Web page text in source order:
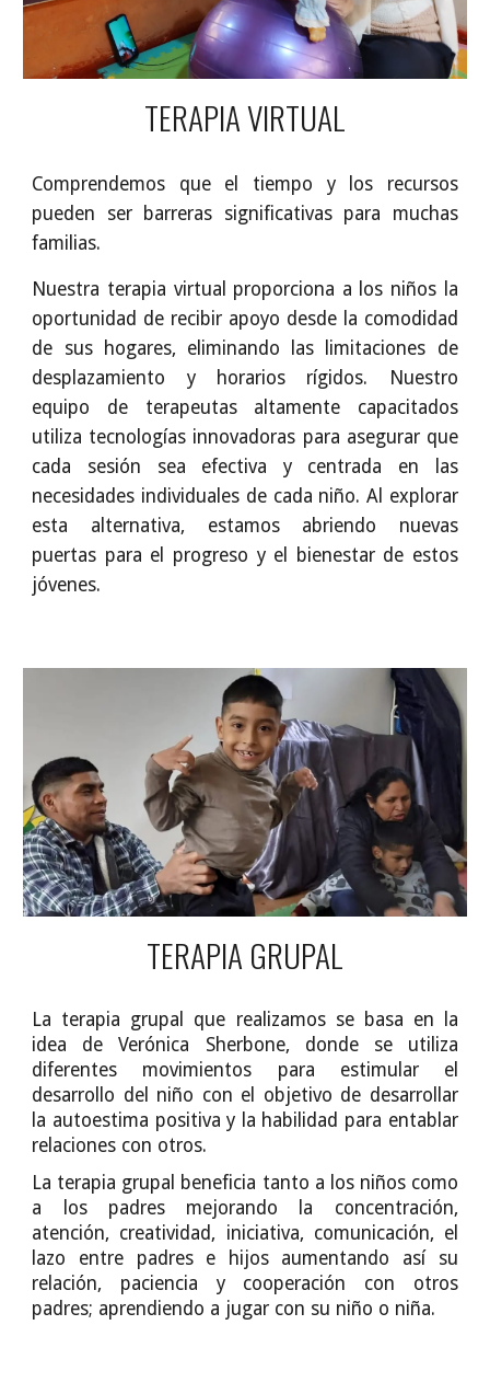
TERAPIA VIRTUAL
Comprendemos que el tiempo y los recursos
pueden ser barreras significativas para muchas
familias.
Nuestra terapia virtual proporciona a los niños la
oportunidad de recibir apoyo desde la comodidad
de sus hogares, eliminando las limitaciones de
desplazamiento y horarios rígidos. Nuestro
equipo de terapeutas altamente capacitados
utiliza tecnologías innovadoras para asegurar que
cada sesión sea efectiva y centrada en las
necesidades individuales de cada niño. Al explorar
esta alternativa, estamos abriendo nuevas
puertas para el progreso y el bienestar de estos
jóvenes.
TERAPIA GRUPAL
La terapia grupal que realizamos se basa en la
idea de Verónica Sherbone, donde se utiliza
diferentes movimientos para estimular el
desarrollo del niño con el objetivo de desarrollar
la autoestima positiva y la habilidad para entablar
relaciones con otros.
La terapia grupal beneficia tanto a los niños como
a los padres mejorando la concentración,
atención, creatividad, iniciativa, comunicación, el
lazo entre padres e hijos aumentando así su
relación, paciencia y cooperación con otros
padres; aprendiendo a jugar con su niño o niña.